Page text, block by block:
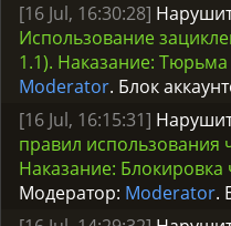
[16 Jul, 16:30:28]
Использование
1.1). Наказание:
Moderator. Блок
[16 Jul, 16:15:31]
правил использования
Наказание: Блокировка
Модератор: Moderator.